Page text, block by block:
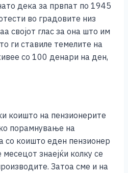
дека за првпат по 1945
во градовите низ
својот глас за она што им
ги ставиле темелите на
со 100 денари на ден,
коишто на пензионерите
порамнување на
со коишто еден пензионер
знаејќи колку се
Затоа сме и на